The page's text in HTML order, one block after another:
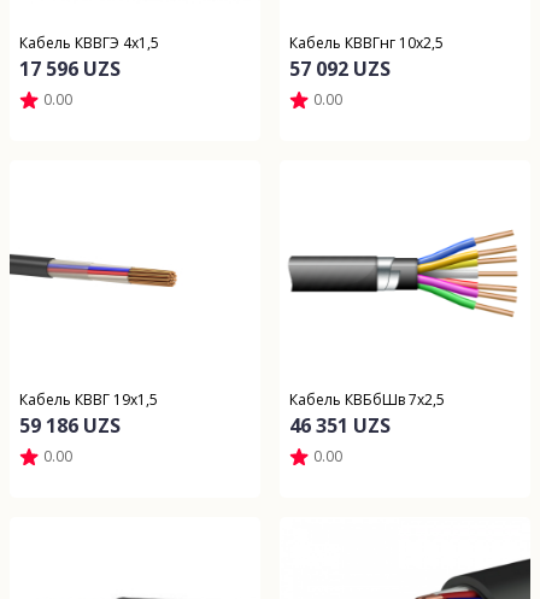
Кабель КВВГЭ 4х1,5
17 596 UZS
0.00
Кабель КВВГнг 10х2,5
57 092 UZS
0.00
Кабель КВВГ 19х1,5
59 186 UZS
0.00
Кабель КВБбШв 7х2,5
46 351 UZS
0.00